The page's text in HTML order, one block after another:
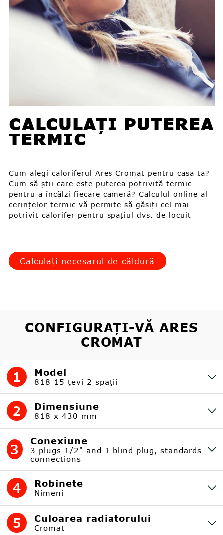
CALCULAȚI PUTEREA
TERMIC
Cum alegi caloriferul Ares Cromat pentru casa ta?
Cum să știi care este puterea potrivită termic
pentru a încălzi fiecare cameră? Calculul online al
cerințelor termic vă permite să găsiți cel mai
potrivit calorifer pentru spațiul dvs. de locuit
Calculați necesarul de căldură
CONFIGURAȚI-VĂ ARES
CROMAT
1 Model
818 15 ţevi 2 spaţii
2 Dimensiune
818 x 430 mm
3
Conexiune
3 plugs 1/2" and 1 blind plug, standards
connections
4 Robinete
Nimeni
5 Culoarea radiatorului
Cromat